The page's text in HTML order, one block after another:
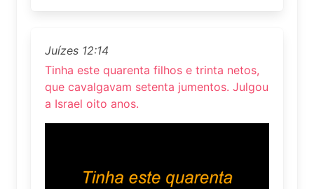
Juízes 12:14
Tinha este quarenta filhos e trinta netos,
que cavalgavam setenta jumentos. Julgou
a Israel oito anos.